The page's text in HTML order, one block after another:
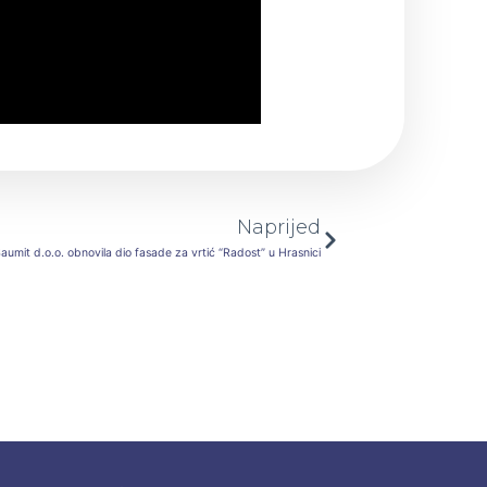
Naprijed
d.o.o. obnovila dio fasade za vrtić “Radost” u Hrasnici